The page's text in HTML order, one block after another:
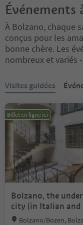
Événements
À Bolzano, chaque
conçus pour les
bonne chère. Les
nombreux et variés
Vous êtes sur un
Visites guidées
Billet en ligne ici
Bolzano, the
city (in Italian and
Location:
Bolzano/Bozen,